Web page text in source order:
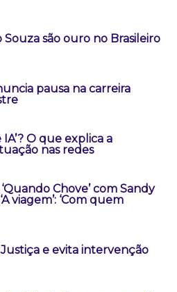
Souza são ouro no Brasileiro
pausa na carreira
O que explica a
nas redes
Chove’ com Sandy
viagem’: ‘Com quem
e evita intervenção